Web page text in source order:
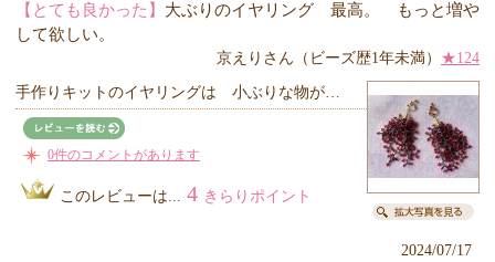
【とても良かった】 大ぶりのイヤリング 最高。 もっと増や
して欲しい。
京えりさん（ビーズ歴1年未満） ★124
手作りキットのイヤリングは 小ぶりな物が…
0件のコメントがあります
このレビューは... 4 きらりポイント
2024/07/17